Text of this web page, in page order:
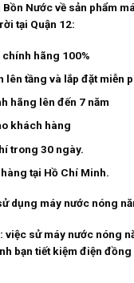
Nước về sản phẩm
tại Quận 12:
hãng 100%
lên tầng và lắp đặt miễn
hãng lên đến 7 năm
khách hàng
trong 30 ngày.
tại Hồ Chí Minh.
dụng máy nước nóng
việc sử máy nước nóng
bạn tiết kiệm điện